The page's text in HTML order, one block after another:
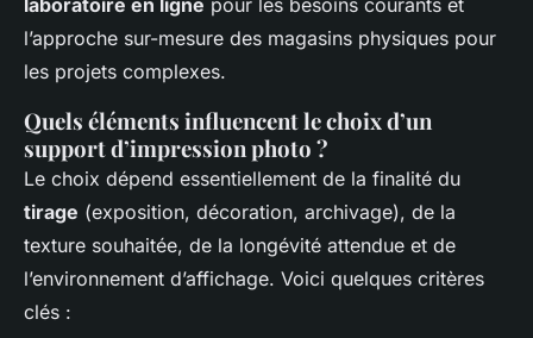
laboratoire en ligne pour les besoins courants et
l’approche sur-mesure des magasins physiques pour
les projets complexes.
Quels éléments influencent le choix d’un
support d’impression photo ?
Le choix dépend essentiellement de la finalité du
tirage (exposition, décoration, archivage), de la
texture souhaitée, de la longévité attendue et de
l’environnement d’affichage. Voici quelques critères
clés :